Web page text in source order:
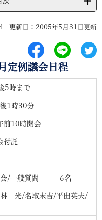
更新日：2005年5月31日更新
定例議会日程
5時まで
1時30分
/午前10時開会
付託
会/一般質問 6名
取末吉/平出英夫/